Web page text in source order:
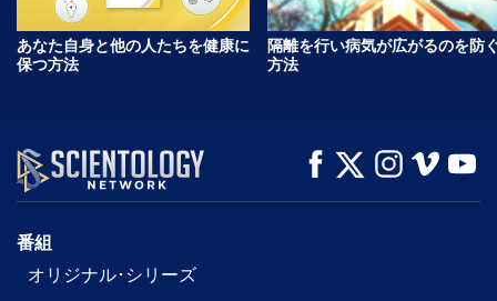
あなた自身と他の人たちを健康に
保つ方法
隔離を行い病気が広がるのを防
方法
番組
オリジナル･シリーズ